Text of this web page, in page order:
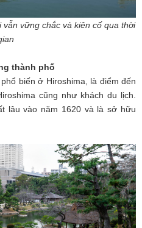
vững chắc và kiên cố qua thời
thành phố
biến ở Hiroshima, là điểm đến
cũng như khách du lịch.
lâu vào năm 1620 và là sở hữu